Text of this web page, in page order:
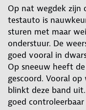
Op nat wegdek zijn
testauto is
sturen met maar
onderstuur. De
goed vooral in
Op sneeuw heeft
gescoord. Vooral op
blinkt deze band
goed